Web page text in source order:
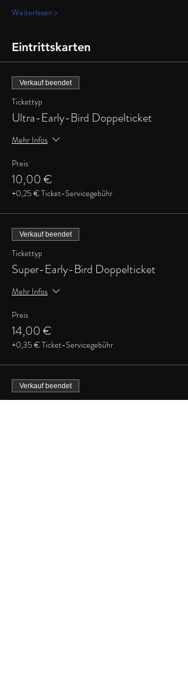
Weiterlesen >
Eintrittskarten
Verkauf beendet
Tickettyp
Ultra-Early-Bird Doppelticket
Mehr Infos
Preis
10,00 €
+0,25 € Ticket-Servicegebühr
Verkauf beendet
Tickettyp
Super-Early-Bird Doppelticket
Mehr Infos
Preis
14,00 €
+0,35 € Ticket-Servicegebühr
Verkauf beendet